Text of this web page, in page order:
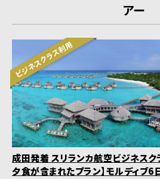
アー
ビジネスクラス利用
成田発着 スリランカ航空ビジネスク
夕食が含まれたプラン】モルディブ6